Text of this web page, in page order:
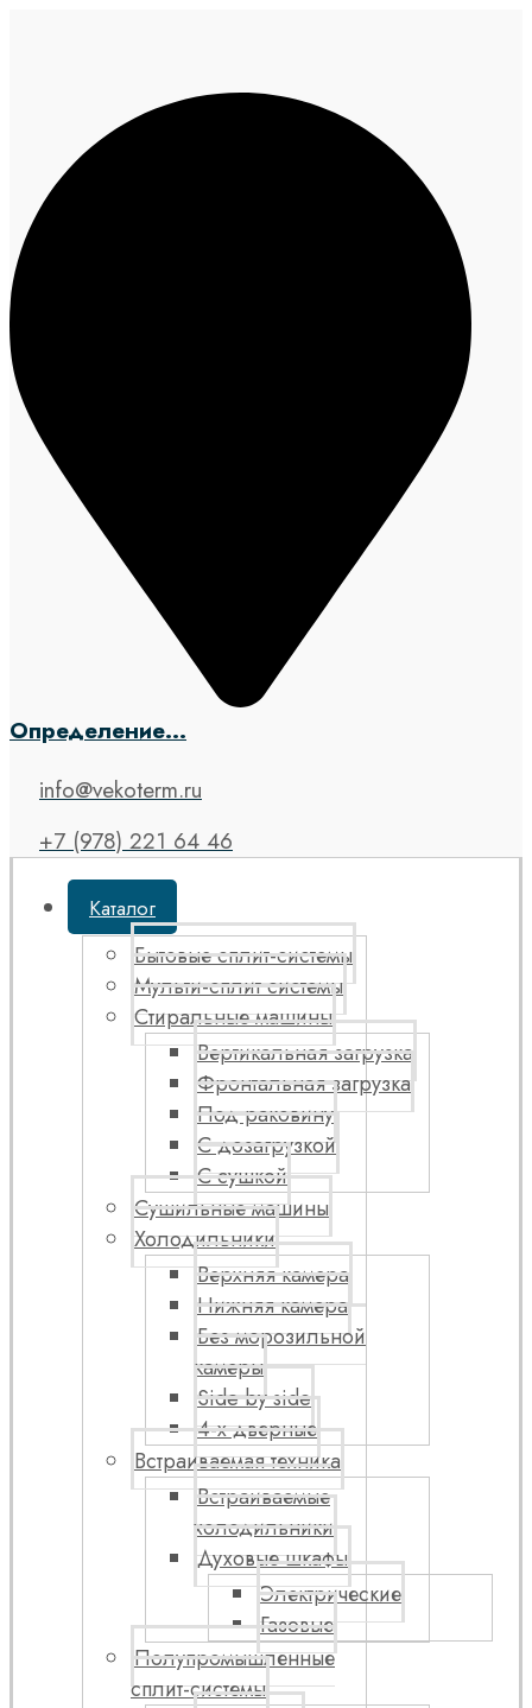
Определение...
info@vekoterm.ru
+7 (978) 221 64 46
Каталог
Бытовые сплит-системы
Мульти-сплит системы
Стиральные машины
Вертикальная загрузка
Фронтальная загрузка
Под раковину
С дозагрузкой
С сушкой
Сушильные машины
Холодильники
Верхняя камера
Нижняя камера
Без морозильной
камеры
Side by side
4-х дверные
Встраиваемая техника
Встраиваемые
холодильники
Духовые шкафы
Электрические
Газовые
Полупромышленные
сплит-системы